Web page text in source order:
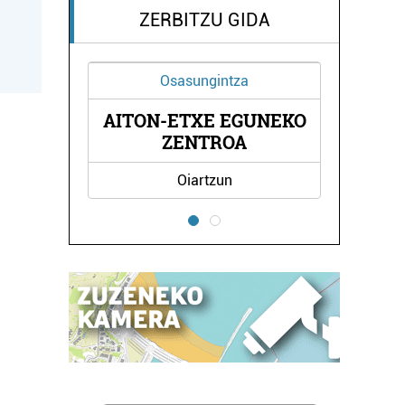
ZERBITZU GIDA
Osasungintza
AITON-ETXE EGUNEKO
ZENTROA
Oiartzun